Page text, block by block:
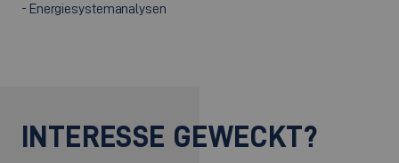
- Energiesystemanalysen
INTERESSE GEWECKT?